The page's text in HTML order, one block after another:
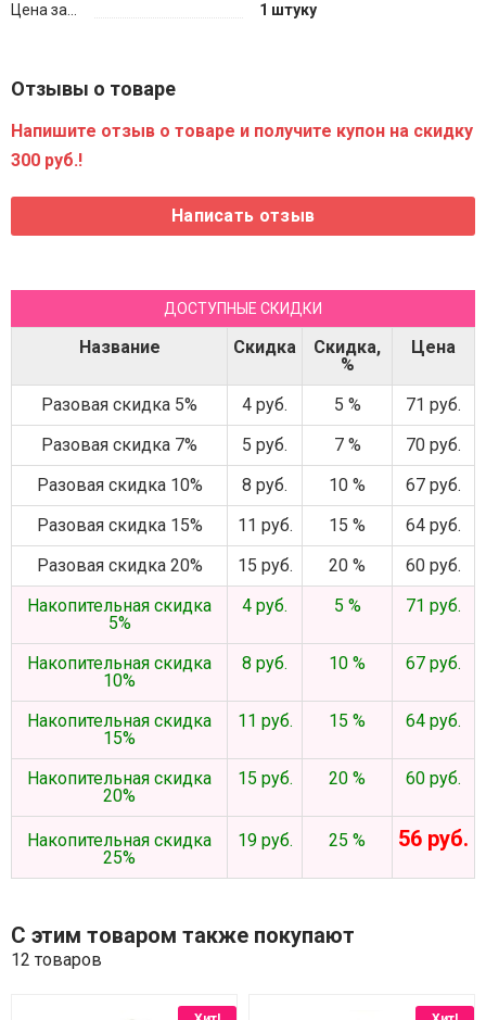
Цена за... 1 штуку
Отзывы о товаре
Напишите отзыв о товаре и получите купон на скидку
300 руб.!
ДОСТУПНЫЕ СКИДКИ
Название Скидка
Скидка,
%
Цена
Разовая скидка 5% 4 руб. 5 %
71 руб.
Разовая скидка 7%
5 руб. 7 %
70 руб.
Разовая скидка 10%
8 руб. 10 %
67 руб.
Разовая скидка 15%
11 руб. 15 %
64 руб.
Разовая скидка 20%
15 руб. 20 %
60 руб.
Накопительная скидка
5%
4 руб. 5 % 71 руб.
Накопительная скидка
10%
8 руб. 10 % 67 руб.
Накопительная скидка
15%
11 руб. 15 % 64 руб.
Накопительная скидка
20%
15 руб. 20 % 60 руб.
Накопительная скидка
25%
19 руб. 25 % 56 руб.
С этим товаром также покупают
12 товаров